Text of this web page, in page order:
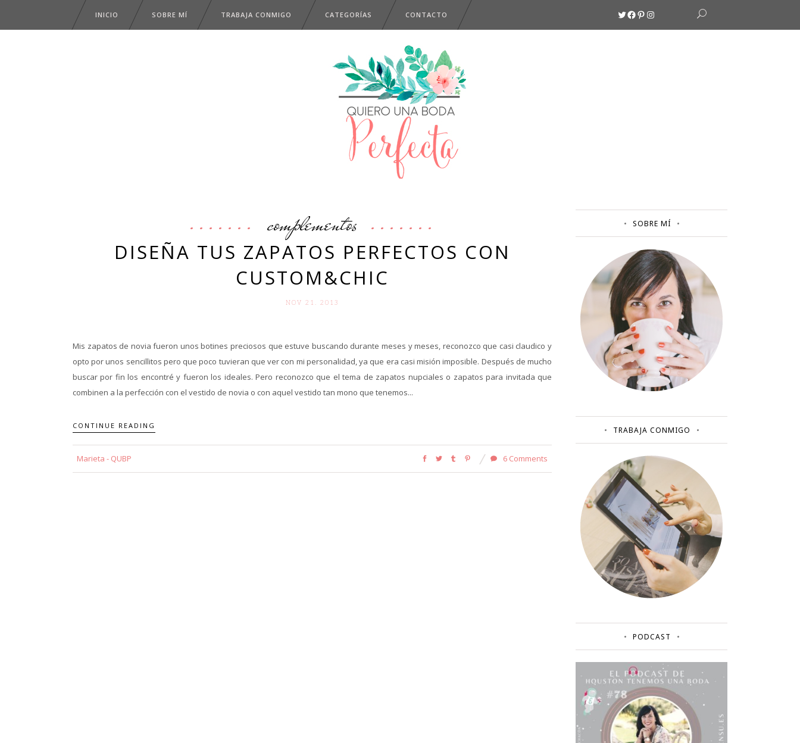
INICIO SOBRE MÍ TRABAJA CONMIGO CATEGORÍAS CONTACTO Twitter
Facebook
Pinterest
Instagram
complementos
DISEÑA TUS ZAPATOS PERFECTOS CON
CUSTOM&CHIC
NOV 21. 2013
Mis zapatos de novia fueron unos botines preciosos que estuve buscando durante meses y meses, reconozco que casi claudico y
opto por unos sencillitos pero que poco tuvieran que ver con mi personalidad, ya que era casi misión imposible. Después de mucho
buscar por fin los encontré y fueron los ideales. Pero reconozco que el tema de zapatos nupciales o zapatos para invitada que
combinen a la perfección con el vestido de novia o con aquel vestido tan mono que tenemos...
CONTINUE READING
Marieta - QUBP 6 Comments
SOBRE MÍ
TRABAJA CONMIGO
PODCAST